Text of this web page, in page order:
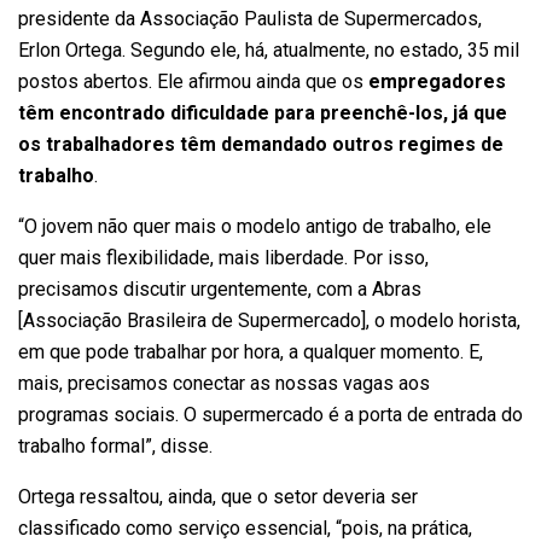
presidente da Associação Paulista de Supermercados,
Erlon Ortega. Segundo ele, há, atualmente, no estado, 35 mil
postos abertos. Ele afirmou ainda que os empregadores
têm encontrado dificuldade para preenchê-los, já que
os trabalhadores têm demandado outros regimes de
trabalho.
“O jovem não quer mais o modelo antigo de trabalho, ele
quer mais flexibilidade, mais liberdade. Por isso,
precisamos discutir urgentemente, com a Abras
[Associação Brasileira de Supermercado], o modelo horista,
em que pode trabalhar por hora, a qualquer momento. E,
mais, precisamos conectar as nossas vagas aos
programas sociais. O supermercado é a porta de entrada do
trabalho formal”, disse.
Ortega ressaltou, ainda, que o setor deveria ser
classificado como serviço essencial, “pois, na prática,